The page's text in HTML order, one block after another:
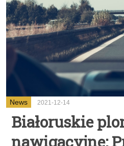
News 2021-12-14
Białoruskie
nawigacyjne: